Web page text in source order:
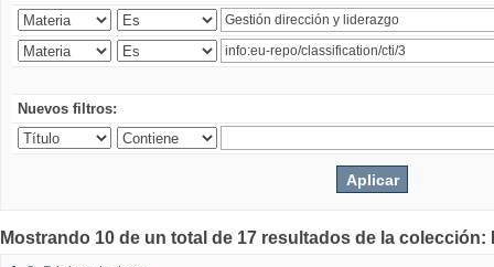
Nuevos filtros:
Mostrando 10 de un total de 17 resultados de la colección: